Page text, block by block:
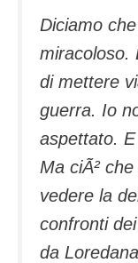
Diciamo
miracoloso.
di mettere
guerra. Io
aspettato.
Ma ciÃ²
vedere la
confronti
da